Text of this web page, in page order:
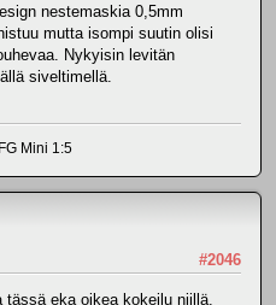
nestemaskia 0,5mm
mutta isompi suutin olisi
Nykyisin levitän
siveltimellä.
Mini 1:5
#2046
tässä eka oikea kokeilu niillä.